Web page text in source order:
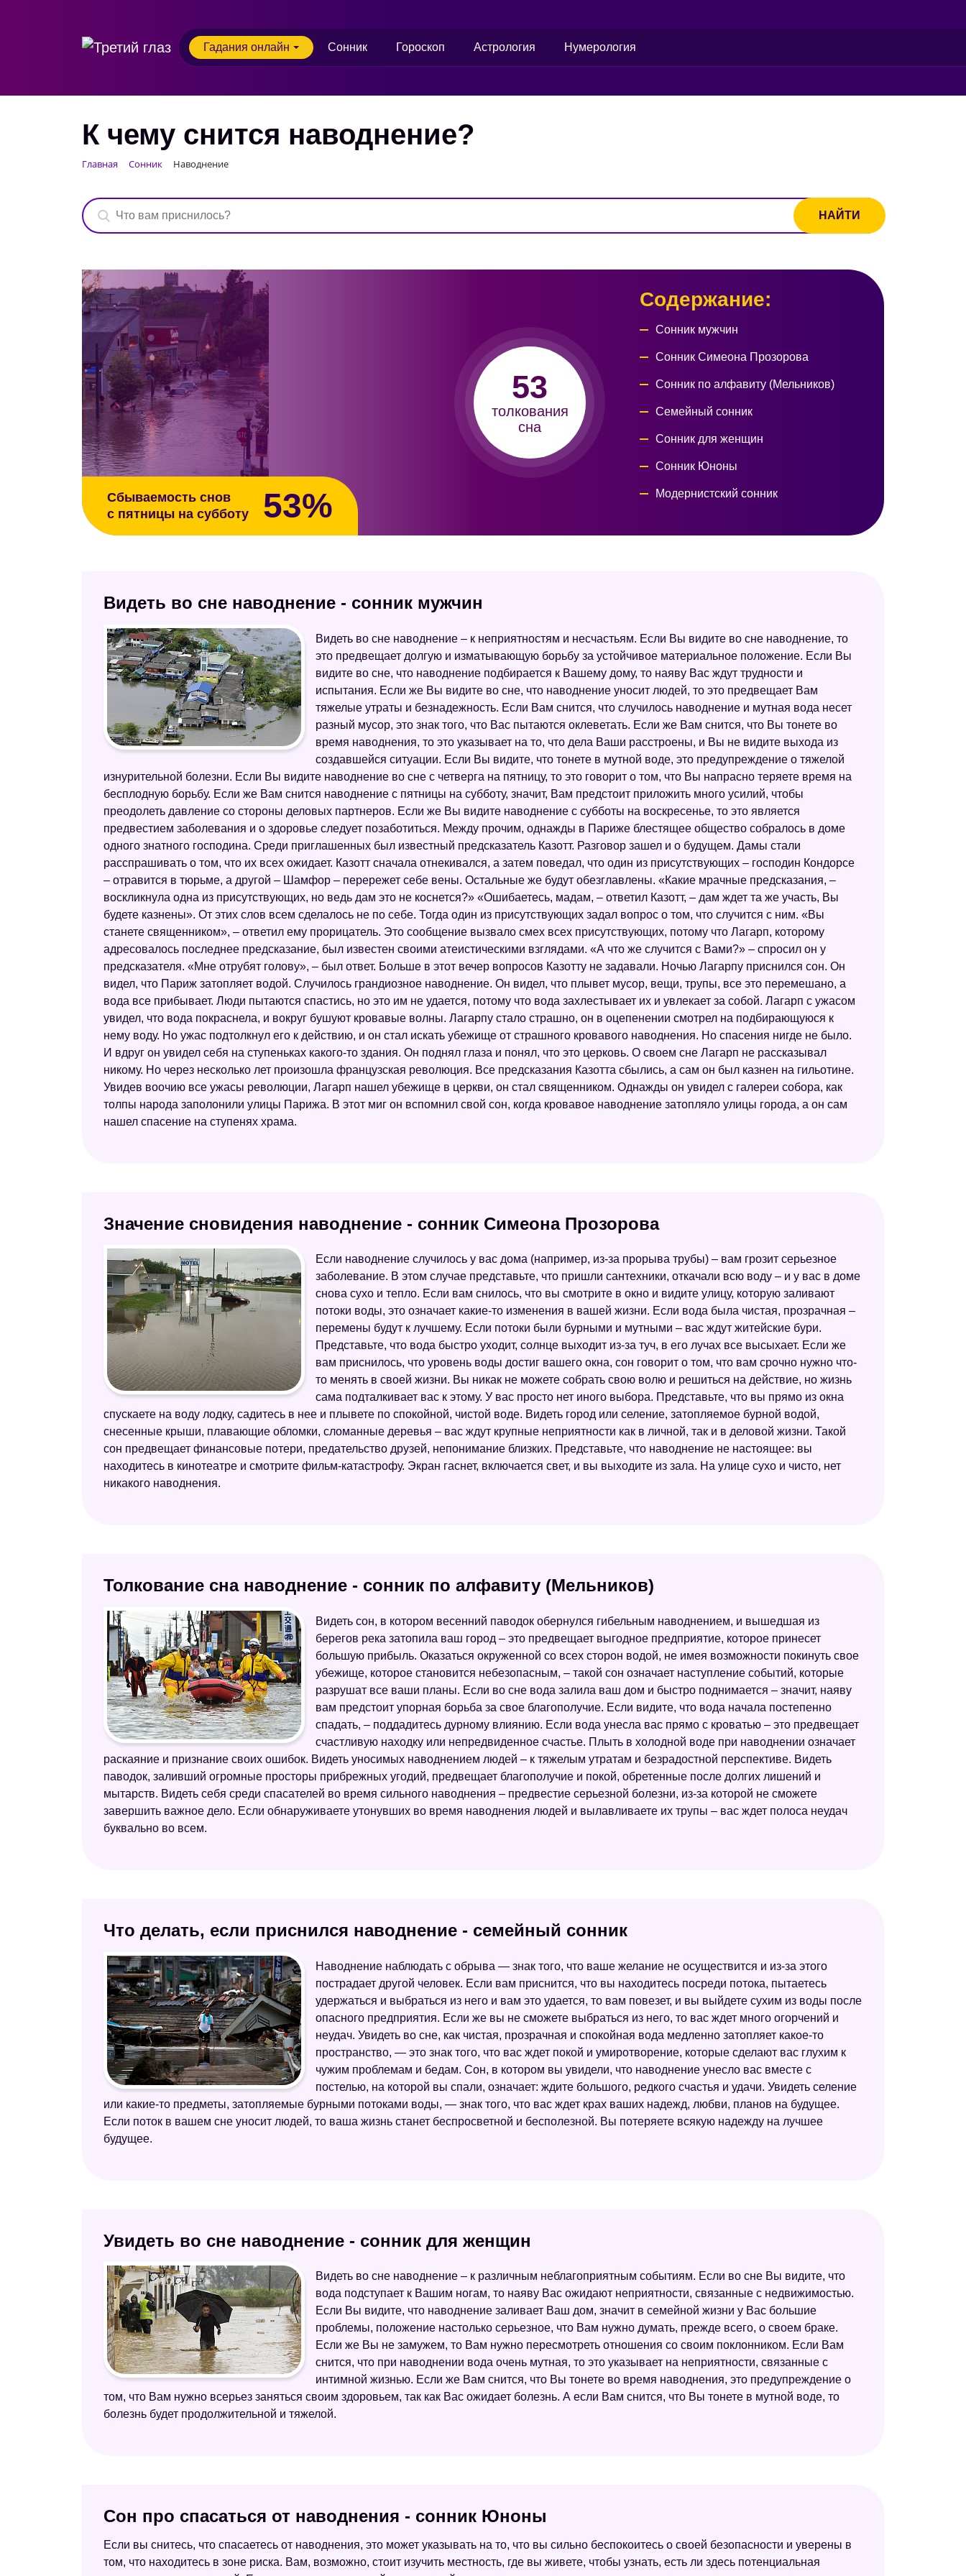
Гадания онлайн Сонник Гороскоп Астрология Нумерология
К чему снится наводнение?
Главная Сонник Наводнение
Сбываемость снов
с пятницы на субботу
53%
53
толкования
сна
Содержание:
Сонник мужчин
Сонник Симеона Прозорова
Сонник по алфавиту (Мельников)
Семейный сонник
Сонник для женщин
Сонник Юноны
Модернистский сонник
Детский сонник
Сонник Роммеля
Сонник Кассандры
Английский сонник
Современный сонник
Сонник для девочек
Психологический сонник
Психоаналитический сонник
Интимный сонник
Сонник Фэн-шуй
Дворянский сонник
Сонник ХХ века
Самоучитель по толкованию снов
Итальянский сонник А. Роберти
Сонник Странника
Сонник Таболкина
Сонник XXI века
Психотерапевтический сонник
Сонник Шивананды
Сонник Кананита
Эзотерический сонник
Любовный сонник
Сонник для стервы
Восточный сонник
Сонник Велес
Безымянный сонник
Универсальный сонник
Ведический сонник от Шри Свами
Шивананда
Электронный сонник
Старинный сонник
Сонник толкователь снов
Видеть во сне наводнение - сонник мужчин
Видеть во сне наводнение – к неприятностям и несчастьям. Если Вы видите во сне наводнение, то
это предвещает долгую и изматывающую борьбу за устойчивое материальное положение. Если Вы
видите во сне, что наводнение подбирается к Вашему дому, то наяву Вас ждут трудности и
испытания. Если же Вы видите во сне, что наводнение уносит людей, то это предвещает Вам
тяжелые утраты и безнадежность. Если Вам снится, что случилось наводнение и мутная вода несет
разный мусор, это знак того, что Вас пытаются оклеветать. Если же Вам снится, что Вы тонете во
время наводнения, то это указывает на то, что дела Ваши расстроены, и Вы не видите выхода из
создавшейся ситуации. Если Вы видите, что тонете в мутной воде, это предупреждение о тяжелой
изнурительной болезни. Если Вы видите наводнение во сне с четверга на пятницу, то это говорит о том, что Вы напрасно теряете время на
бесплодную борьбу. Если же Вам снится наводнение с пятницы на субботу, значит, Вам предстоит приложить много усилий, чтобы
преодолеть давление со стороны деловых партнеров. Если же Вы видите наводнение с субботы на воскресенье, то это является
предвестием заболевания и о здоровье следует позаботиться. Между прочим, однажды в Париже блестящее общество собралось в доме
одного знатного господина. Среди приглашенных был известный предсказатель Казотт. Разговор зашел и о будущем. Дамы стали
расспрашивать о том, что их всех ожидает. Казотт сначала отнекивался, а затем поведал, что один из присутствующих – господин Кондорсе
– отравится в тюрьме, а другой – Шамфор – перережет себе вены. Остальные же будут обезглавлены. «Какие мрачные предсказания, –
воскликнула одна из присутствующих, но ведь дам это не коснется?» «Ошибаетесь, мадам, – ответил Казотт, – дам ждет та же участь, Вы
будете казнены». От этих слов всем сделалось не по себе. Тогда один из присутствующих задал вопрос о том, что случится с ним. «Вы
станете священником», – ответил ему прорицатель. Это сообщение вызвало смех всех присутствующих, потому что Лагарп, которому
адресовалось последнее предсказание, был известен своими атеистическими взглядами. «А что же случится с Вами?» – спросил он у
предсказателя. «Мне отрубят голову», – был ответ. Больше в этот вечер вопросов Казотту не задавали. Ночью Лагарпу приснился сон. Он
видел, что Париж затопляет водой. Случилось грандиозное наводнение. Он видел, что плывет мусор, вещи, трупы, все это перемешано, а
вода все прибывает. Люди пытаются спастись, но это им не удается, потому что вода захлестывает их и увлекает за собой. Лагарп с ужасом
увидел, что вода покраснела, и вокруг бушуют кровавые волны. Лагарпу стало страшно, он в оцепенении смотрел на подбирающуюся к
нему воду. Но ужас подтолкнул его к действию, и он стал искать убежище от страшного кровавого наводнения. Но спасения нигде не было.
И вдруг он увидел себя на ступеньках какого-то здания. Он поднял глаза и понял, что это церковь. О своем сне Лагарп не рассказывал
никому. Но через несколько лет произошла французская революция. Все предсказания Казотта сбылись, а сам он был казнен на гильотине.
Увидев воочию все ужасы революции, Лагарп нашел убежище в церкви, он стал священником. Однажды он увидел с галереи собора, как
толпы народа заполонили улицы Парижа. В этот миг он вспомнил свой сон, когда кровавое наводнение затопляло улицы города, а он сам
нашел спасение на ступенях храма.
Значение сновидения наводнение - сонник Симеона Прозорова
Если наводнение случилось у вас дома (например, из-за прорыва трубы) – вам грозит серьезное
заболевание. В этом случае представьте, что пришли сантехники, откачали всю воду – и у вас в доме
снова сухо и тепло. Если вам снилось, что вы смотрите в окно и видите улицу, которую заливают
потоки воды, это означает какие-то изменения в вашей жизни. Если вода была чистая, прозрачная –
перемены будут к лучшему. Если потоки были бурными и мутными – вас ждут житейские бури.
Представьте, что вода быстро уходит, солнце выходит из-за туч, в его лучах все высыхает. Если же
вам приснилось, что уровень воды достиг вашего окна, сон говорит о том, что вам срочно нужно что-
то менять в своей жизни. Вы никак не можете собрать свою волю и решиться на действие, но жизнь
сама подталкивает вас к этому. У вас просто нет иного выбора. Представьте, что вы прямо из окна
спускаете на воду лодку, садитесь в нее и плывете по спокойной, чистой воде. Видеть город или селение, затопляемое бурной водой,
снесенные крыши, плавающие обломки, сломанные деревья – вас ждут крупные неприятности как в личной, так и в деловой жизни. Такой
сон предвещает финансовые потери, предательство друзей, непонимание близких. Представьте, что наводнение не настоящее: вы
находитесь в кинотеатре и смотрите фильм-катастрофу. Экран гаснет, включается свет, и вы выходите из зала. На улице сухо и чисто, нет
никакого наводнения.
Толкование сна наводнение - сонник по алфавиту (Мельников)
Видеть сон, в котором весенний паводок обернулся гибельным наводнением, и вышедшая из
берегов река затопила ваш город – это предвещает выгодное предприятие, которое принесет
большую прибыль. Оказаться окруженной со всех сторон водой, не имея возможности покинуть свое
убежище, которое становится небезопасным, – такой сон означает наступление событий, которые
разрушат все ваши планы. Если во сне вода залила ваш дом и быстро поднимается – значит, наяву
вам предстоит упорная борьба за свое благополучие. Если видите, что вода начала постепенно
спадать, – поддадитесь дурному влиянию. Если вода унесла вас прямо с кроватью – это предвещает
счастливую находку или непредвиденное счастье. Плыть в холодной воде при наводнении означает
раскаяние и признание своих ошибок. Видеть уносимых наводнением людей – к тяжелым утратам и безрадостной перспективе. Видеть
паводок, заливший огромные просторы прибрежных угодий, предвещает благополучие и покой, обретенные после долгих лишений и
мытарств. Видеть себя среди спасателей во время сильного наводнения – предвестие серьезной болезни, из-за которой не сможете
завершить важное дело. Если обнаруживаете утонувших во время наводнения людей и вылавливаете их трупы – вас ждет полоса неудач
буквально во всем.
Что делать, если приснился наводнение - семейный сонник
Наводнение наблюдать с обрыва — знак того, что ваше желание не осуществится и из-за этого
пострадает другой человек. Если вам приснится, что вы находитесь посреди потока, пытаетесь
удержаться и выбраться из него и вам это удается, то вам повезет, и вы выйдете сухим из воды после
опасного предприятия. Если же вы не сможете выбраться из него, то вас ждет много огорчений и
неудач. Увидеть во сне, как чистая, прозрачная и спокойная вода медленно затопляет какое-то
пространство, — это знак того, что вас ждет покой и умиротворение, которые сделают вас глухим к
чужим проблемам и бедам. Сон, в котором вы увидели, что наводнение унесло вас вместе с
постелью, на которой вы спали, означает: ждите большого, редкого счастья и удачи. Увидеть селение
или какие-то предметы, затопляемые бурными потоками воды, — знак того, что вас ждет крах ваших надежд, любви, планов на будущее.
Если поток в вашем сне уносит людей, то ваша жизнь станет беспросветной и бесполезной. Вы потеряете всякую надежду на лучшее
будущее.
Увидеть во сне наводнение - сонник для женщин
Видеть во сне наводнение – к различным неблагоприятным событиям. Если во сне Вы видите, что
вода подступает к Вашим ногам, то наяву Вас ожидают неприятности, связанные с недвижимостью.
Если Вы видите, что наводнение заливает Ваш дом, значит в семейной жизни у Вас большие
проблемы, положение настолько серьезное, что Вам нужно думать, прежде всего, о своем браке.
Если же Вы не замужем, то Вам нужно пересмотреть отношения со своим поклонником. Если Вам
снится, что при наводнении вода очень мутная, то это указывает на неприятности, связанные с
интимной жизнью. Если же Вам снится, что Вы тонете во время наводнения, это предупреждение о
том, что Вам нужно всерьез заняться своим здоровьем, так как Вас ожидает болезнь. А если Вам снится, что Вы тонете в мутной воде, то
болезнь будет продолжительной и тяжелой.
Сон про спасаться от наводнения - сонник Юноны
Если вы снитесь, что спасаетесь от наводнения, это может указывать на то, что вы сильно беспокоитесь о своей безопасности и уверены в
том, что находитесь в зоне риска. Вам, возможно, стоит изучить местность, где вы живете, чтобы узнать, есть ли здесь потенциальная